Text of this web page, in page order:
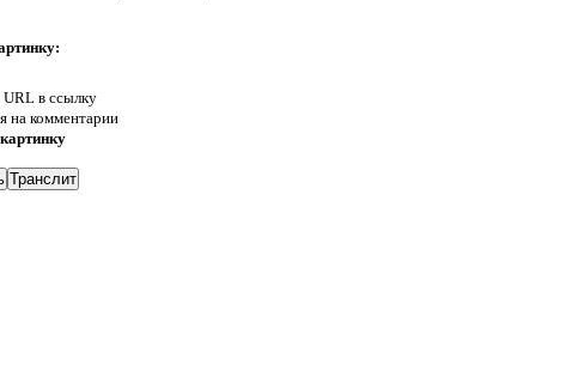
в ссылку
на комментарии